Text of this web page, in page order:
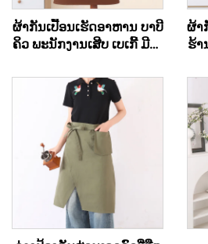
ຜ້າກັນເປື້ອນເຮັດອາຫານ ບາບີ
ຄິວ ພະນັກງານເສີບ ເບເກີ້ ມີໂລ
ຜ້າ
ຮ້າ
ສ